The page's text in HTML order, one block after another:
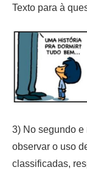
Texto para à
3) No segundo
observar o uso
classificadas,